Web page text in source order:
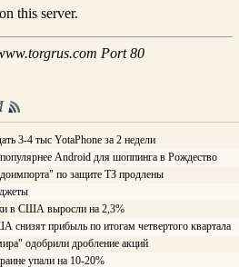
3-4 тыс YotaPhone за 2 недели
Android для шоппинга в Рождество
по защите ТЗ продлены
в США выросли на 2,3%
прибыль по итогам четвертого квартала
одобрили дробление акций
упали на 10-20%